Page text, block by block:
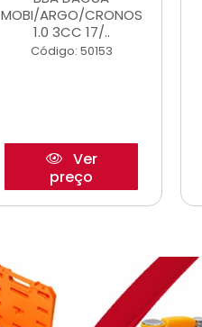
MOBI/ARGO/CRONOS
1.0 3CC 17/..
Código: 50153
Ver
preço